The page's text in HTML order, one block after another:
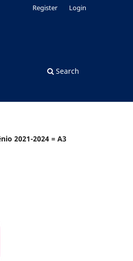
Search
Register Login
2021-2024 = A3